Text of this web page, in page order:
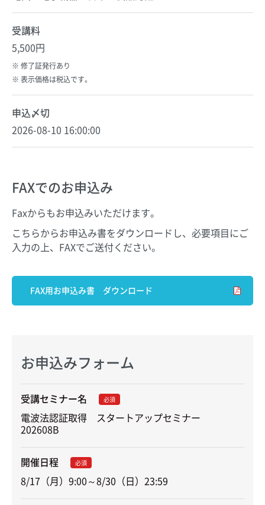
受講料
5,500円
修了証発行あり
表示価格は税込です。
申込〆切
2026-08-10 16:00:00
FAXでのお申込み
Faxからもお申込みいただけます。
こちらからお申込み書をダウンロードし、必要項目にご
入力の上、FAXでご送付ください。
FAX用お申込み書 ダウンロード
お申込みフォーム
受講セミナー名 必須
電波法認証取得　スタートアップセミナー
202608B
開催日程 必須
8/17（月）9:00～8/30（日）23:59